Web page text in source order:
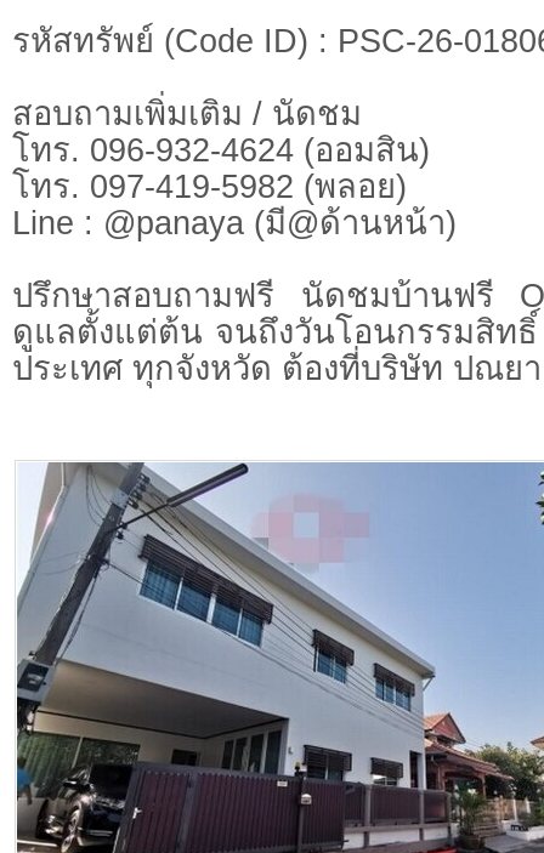
รหัสทรัพย์ (Code ID) : PSC-26-
สอบถามเพิ่มเติม / นัดชม
โทร. 096-932-4624 (ออมสิน)
โทร. 097-419-5982 (พลอย)
Line : @panaya (มี@ด้านหน้า)
ปรึกษาสอบถามฟรี นัดชมบ้านฟรี
ดูแลตั้งแต่ต้น จนถึงวันโอนกรรมสิท
ประเทศ ทุกจังหวัด ต้องที่บริษัท ปณย